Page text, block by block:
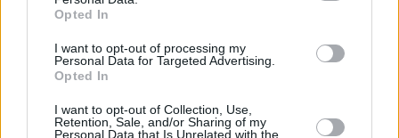
Opted In
I want to opt-out of processing my
Personal Data for Targeted Advertising.
Opted In
I want to opt-out of Collection, Use,
Retention, Sale, and/or Sharing of my
Personal Data that Is Unrelated with the